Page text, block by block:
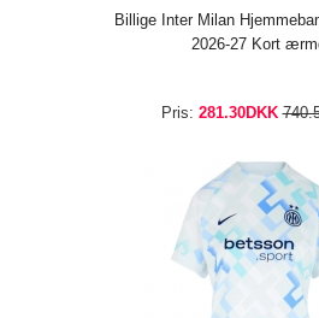
Billige Inter Milan
2026-27 Kort
Pris: 281.30DKK